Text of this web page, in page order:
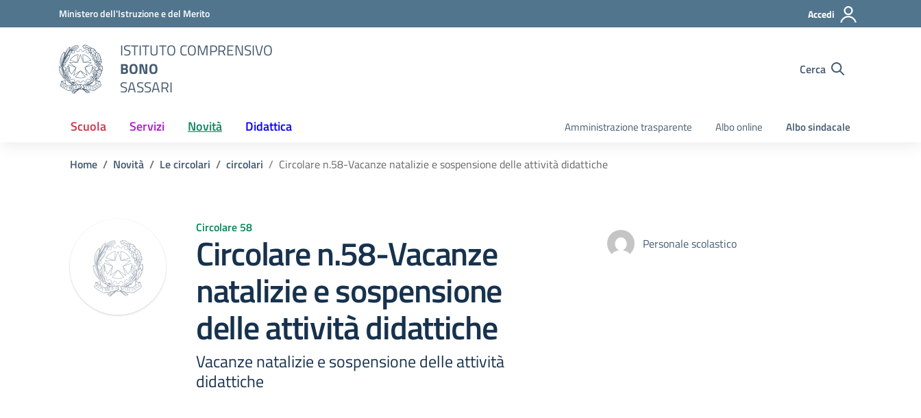
Vai ai contenuti
Vai al menu di navigazioneMinistero dell'Istruzione e del Merito Accedi
ISTITUTO COMPRENSIVO
BONO
SASSARI
Cerca
Scuola Servizi Novità Didattica Amministrazione trasparente Albo online Albo sindacale
Home Novità Le circolari circolari Circolare n.58-Vacanze natalizie e sospensione delle attività didattiche
Circolare 58
Circolare n.58-Vacanze
natalizie e sospensione
delle attività didattiche
Vacanze natalizie e sospensione delle attività
didattiche
Personale scolastico